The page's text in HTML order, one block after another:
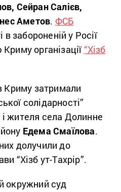
Сейран Салієв,
Аметов. ФСБ
в забороненій у Росії
організації“Хізб
Криму затримали
солідарності”
і жителя села Долинне
Едема Смаїлова.
долучили до
“Хізб ут-Тахрір”.
окружний суд